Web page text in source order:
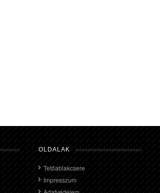
OLDALAK
Tetőablakcsere
Impresszum